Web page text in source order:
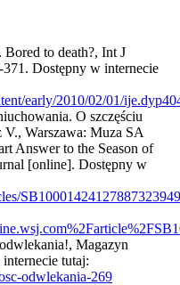
to death?, Int J
Dostępny w internecie
early/2010/02/01/
O szczęściu
Warszawa: Muza SA
Answer to the Season of
[online]. Dostępny w
Magazyn
tutaj:
odwlekania-269